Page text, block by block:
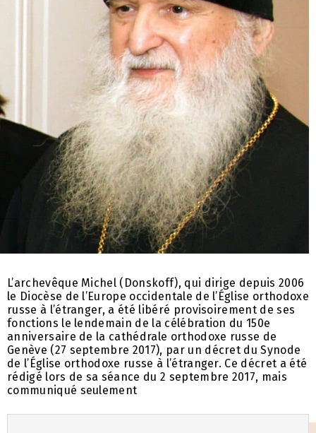
L’archevêque Michel (Donskoff), qui dirige depuis 2006
le Diocèse de l’Europe occidentale de l’Église orthodoxe
russe à l’étranger, a été libéré provisoirement de ses
fonctions le lendemain de la célébration du 150e
anniversaire de la cathédrale orthodoxe russe de
Genève (27 septembre 2017), par un décret du Synode
de l’Église orthodoxe russe à l’étranger. Ce décret a été
rédigé lors de sa séance du 2 septembre 2017, mais
communiqué seulement